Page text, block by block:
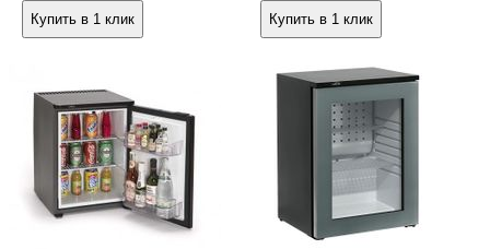
Купить в 1 клик
Купить в 1 клик